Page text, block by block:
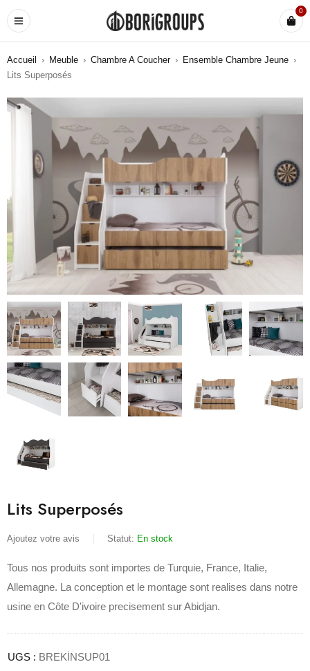
0
Accueil › Meuble › Chambre A Coucher › Ensemble Chambre Jeune ›
Lits Superposés
Lits Superposés
Ajoutez votre avis Statut: En stock
Tous nos produits sont importes de Turquie, France, Italie,
Allemagne. La conception et le montage sont realises dans notre
usine en Côte D'ivoire precisement sur Abidjan.
UGS : BREKİNSUP01